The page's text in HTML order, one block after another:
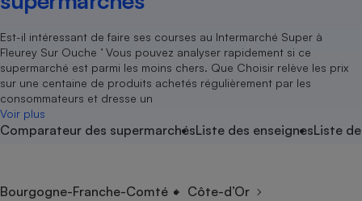
Est-il intéressant de faire ses courses au Intermarché Super à
Fleurey Sur Ouche ’ Vous pouvez analyser rapidement si ce
supermarché est parmi les moins chers. Que Choisir relève les prix
sur une centaine de produits achetés régulièrement par les
consommateurs et dresse un
Voir plus
Comparateur des supermarchésListe des enseignesListe
Bourgogne-Franche-Comté
Côte-d’Or
Agriculture
Produit alimentaire
Achat - Vente - Location
Carburant
Magasin - Grande surface
Marketing - Fidélisation
Air
Eau
Location
Sport
Vacances - Tourisme
électrique
Senior
Service marchand
Guides d'achat
Conseils
Brèves
Soumettre un litige
Lettres types
Rencontrer une association locale
Nos grandes victoires
Les billets de la présidente
Nos associations locales
Nous rejoindre
En savoir plus sur Que Choisir Ensemble
nous ?
Notre méthodologie
Notre financement
Nos partenaires
Nous rejoindre